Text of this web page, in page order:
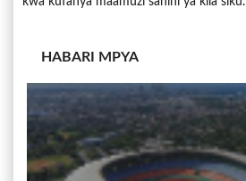
HABARI MPYA